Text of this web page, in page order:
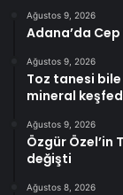
Ağustos 9, 2026
Adana’da Cep
Ağustos 9, 2026
Toz tanesi
mineral
Ağustos 9, 2026
Özgür Özel’in
değişti
Ağustos 8, 2026